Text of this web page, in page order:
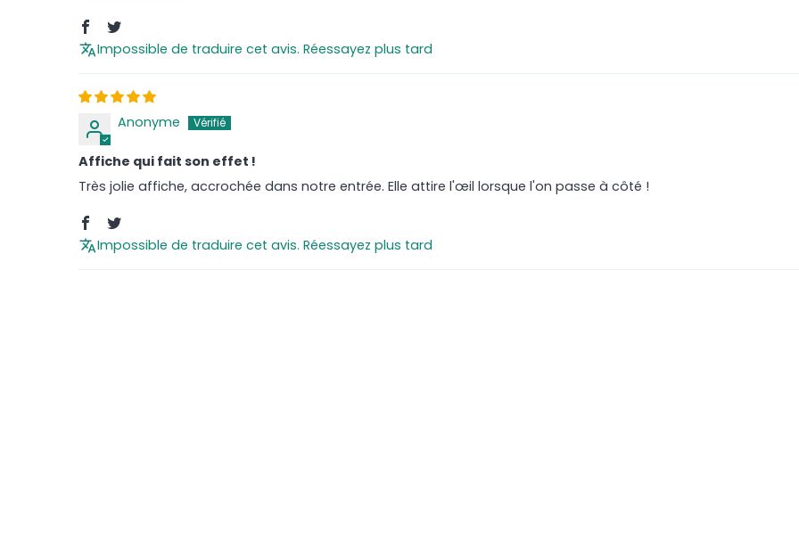
Impossible de traduire cet avis. Réessayez plus tard
Anonyme
Affiche qui fait son effet !
Très jolie affiche, accrochée dans notre entrée. Elle attire l'œil lorsque l'on passe à côté !
Impossible de traduire cet avis. Réessayez plus tard